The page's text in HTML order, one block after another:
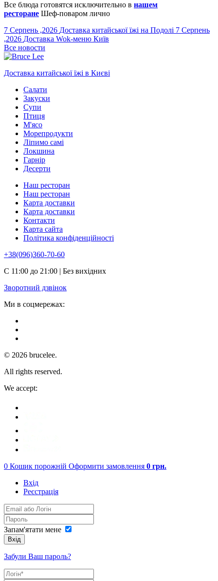
Все блюда готовятся исключительно в нашем
ресторане Шеф-поваром лично
7 Серпень ,2026 Доставка китайської їжі на Подолі 7 Серпень
,2026 Доставка Wok-меню Київ
Все новости
Доставка китайської їжі в Києві
Салати
Закуски
Супи
Птиця
М'ясо
Морепродукти
Ліпимо самі
Локшина
Гарнір
Десерти
Наш ресторан
Наш ресторан
Карта доставки
Карта доставки
Контакти
Карта сайта
Політика конфіденційності
+38(096)360-70-60
С 11:00 до 21:00 | Без вихідних
Зворотний дзвінок
Ми в соцмережах:
© 2026 brucelee.
All rights reserved.
We accept:
0 Кошик порожній Оформити замовлення 0 грн.
Вхід
Реєстрація
Запам'ятати мене
Вхід
Забули Ваш пароль?